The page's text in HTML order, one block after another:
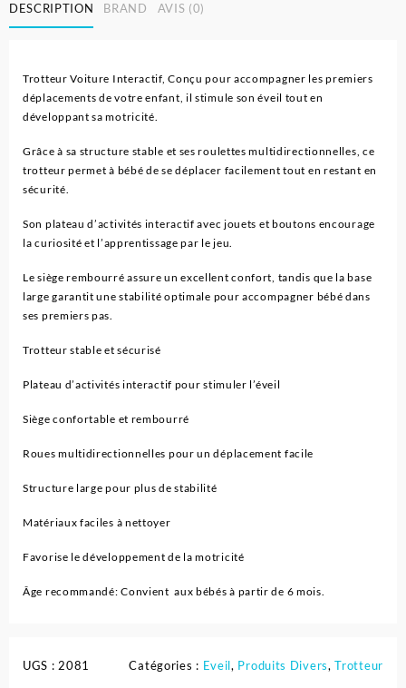
Interactif
pour
Olmitos
DESCRIPTION BRAND AVIS (0)
Trotteur Voiture Interactif, Conçu pour accompagner les premiers
déplacements de votre enfant, il stimule son éveil tout en
développant sa motricité.
Grâce à sa structure stable et ses roulettes multidirectionnelles, ce
trotteur permet à bébé de se déplacer facilement tout en restant en
sécurité.
Son plateau d’activités interactif avec jouets et boutons encourage
la curiosité et l’apprentissage par le jeu.
Le siège rembourré assure un excellent confort, tandis que la base
large garantit une stabilité optimale pour accompagner bébé dans
ses premiers pas.
Trotteur stable et sécurisé
Plateau d’activités interactif pour stimuler l’éveil
Siège confortable et rembourré
Roues multidirectionnelles pour un déplacement facile
Structure large pour plus de stabilité
Matériaux faciles à nettoyer
Favorise le développement de la motricité
Âge recommandé: Convient aux bébés à partir de 6 mois.
UGS : 2081 Catégories : Eveil, Produits Divers,Trotteur